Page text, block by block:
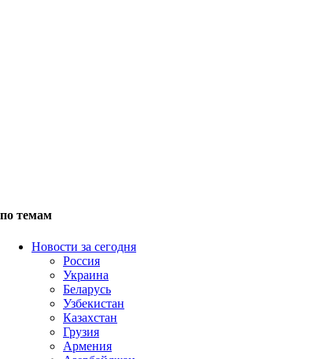
по темам
Новости за сегодня
Россия
Украина
Беларусь
Узбекистан
Казахстан
Грузия
Армения